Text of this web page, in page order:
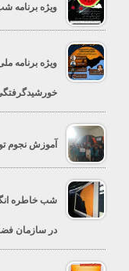
ویژه برنامه
ویژه برنامه
آموزش نجوم
شب خاطره
در سازمان